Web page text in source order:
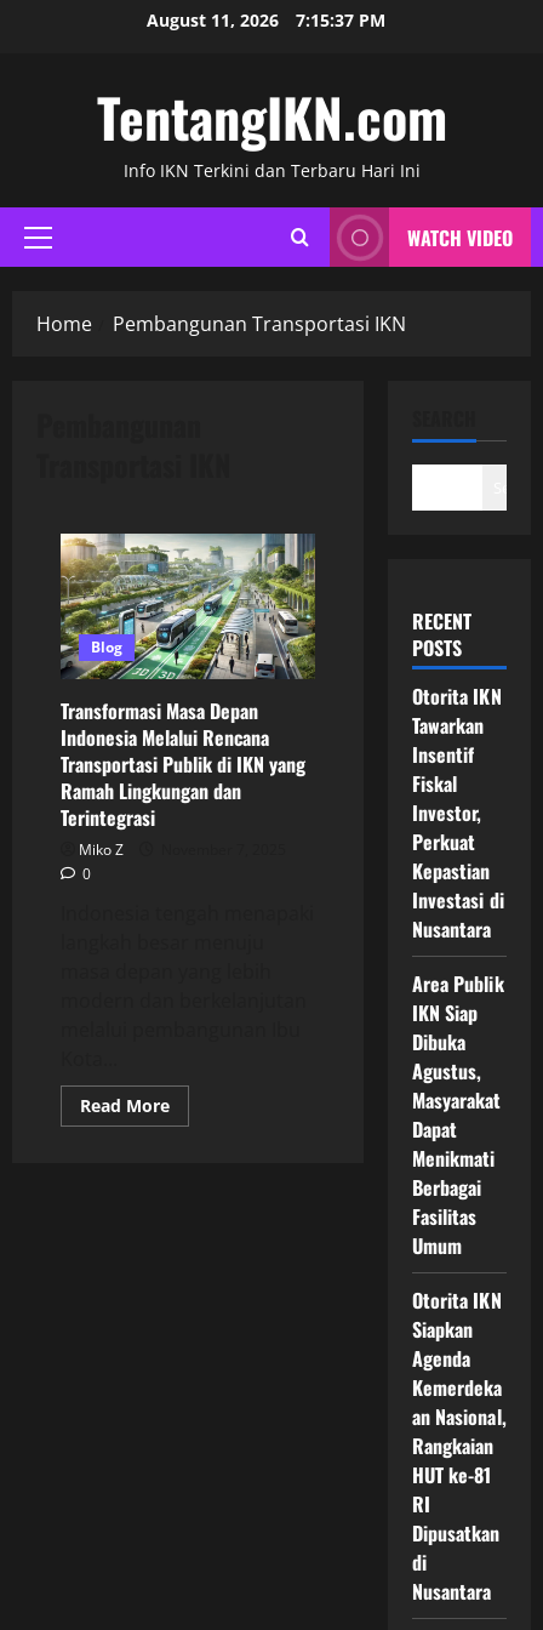
August 11, 2026 7:15:38 PM
TentangIKN.com
Info IKN Terkini dan Terbaru Hari Ini
Primary
Menu
WATCH VIDEO
Home Pembangunan Transportasi IKN
Blog
Transformasi Masa Depan
Indonesia Melalui Rencana
Transportasi Publik di IKN yang
Ramah Lingkungan dan
Terintegrasi
Miko Z
0
Read MoreRead
more
RECENT
POSTS
Otorita IKN
Tawarkan
Insentif
Fiskal
Investor,
Perkuat
Kepastian
Investasi di
Nusantara
Area Publik
IKN Siap
Dibuka
Agustus,
Masyarakat
Dapat
Menikmati
Berbagai
Fasilitas
Umum
Otorita IKN
Siapkan
Agenda
Kemerdeka
an Nasional,
Rangkaian
HUT ke-81
RI
Dipusatkan
di
Nusantara